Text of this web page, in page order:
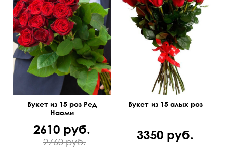
50 см 30 см
Букет из 15 роз Ред
Наоми
2610 руб.
2760 руб.
Пластиковая или атласная
лента
60 см
35 см
Букет из 15 алых роз
3350 руб.